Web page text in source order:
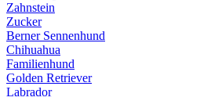
Zahnstein
Zucker
Berner Sennenhund
Chihuahua
Familienhund
Golden Retriever
Labrador